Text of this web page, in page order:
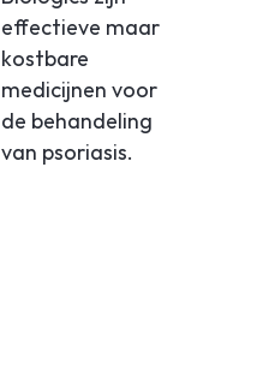
effectieve maar
kostbare
medicijnen voor
de behandeling
van psoriasis.